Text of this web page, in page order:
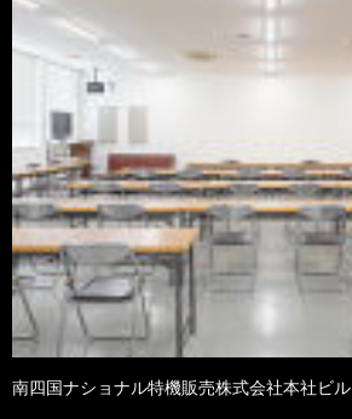
南四国ナショナル特機販売株式会社本社ビル